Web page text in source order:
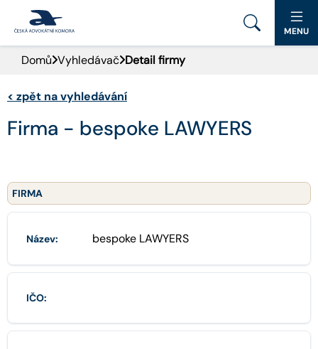
PORTÁL ČAK
DOMŮ
AKTUALITY
PRO VEŘEJNOST
ADVOKÁTNÍ DENÍK
MENU
Domů Vyhledávač Detail firmy
< zpět na vyhledávání
Firma - bespoke LAWYERS
FIRMA
Název: bespoke LAWYERS
IČO: